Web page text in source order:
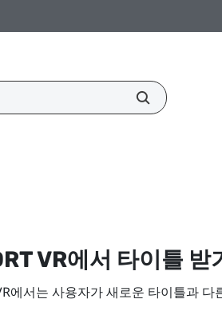
VR에서 타이틀 받
에서는 사용자가 새로운 타이틀과